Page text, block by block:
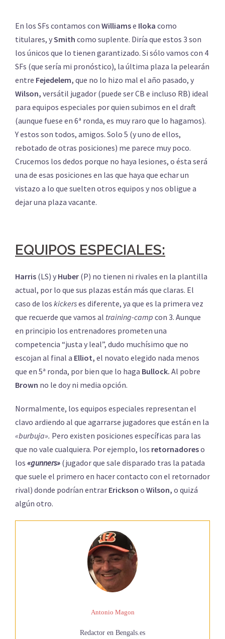
En los SFs contamos con Williamse Iloka como
titulares, ySmith como suplente. Diría que estos 3 son
los únicos que lo tienen garantizado. Si sólo vamos con 4
SFs (que sería mi pronóstico), la última plaza la pelearán
entre Fejedelem, que no lo hizo mal el año pasado, y
Wilson, versátil jugador (puede ser CB e incluso RB) ideal
para equipos especiales por quien subimos en el draft
(aunque fuese en 6ª ronda, es muy raro que lo hagamos).
Y estos son todos, amigos. Solo 5 (y uno de ellos,
rebotado de otras posiciones) me parece muy poco.
Crucemos los dedos porque no haya lesiones, o ésta será
una de esas posiciones en las que haya que echar un
vistazo a lo que suelten otros equipos y nos obligue a
dejar una plaza vacante.
EQUIPOS ESPECIALES:
Harris (LS) y Huber (P) no tienen ni rivales en la plantilla
actual, por lo que sus plazas están más que claras. El
caso de los kickerses diferente, ya que es la primera vez
que recuerde que vamos al training-camp con 3. Aunque
en principio los entrenadores prometen una
competencia “justa y leal”, dudo muchísimo que no
escojan al final a Elliot, el novato elegido nada menos
que en 5ª ronda, por bien que lo haga Bullock. Al pobre
Brown no le doy ni media opción.
Normalmente, los equipos especiales representan el
clavo ardiendo al que agarrarse jugadores que están en la
«burbuja». Pero existen posiciones específicas para las
que no vale cualquiera. Por ejemplo, los retornadoreso
los «gunners» (jugador que sale disparado tras la patada
que suele el primero en hacer contacto con el retornador
rival) donde podrían entrar Erickson o Wilson, o quizá
algún otro.
Antonio Magon
Redactor en Bengals.es